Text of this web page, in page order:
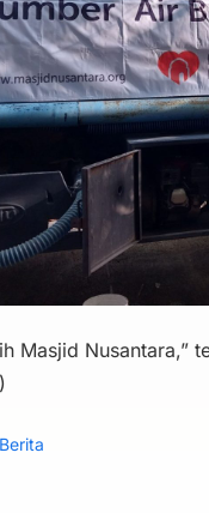
Masjid Nusantara,”
Berita